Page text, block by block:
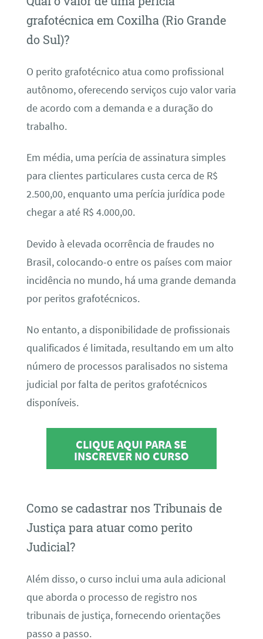
grafotécnica em Coxilha (Rio Grande
do Sul)?
O perito grafotécnico atua como profissional
autônomo, oferecendo serviços cujo valor varia
de acordo com a demanda e a duração do
trabalho.
Em média, uma perícia de assinatura simples
para clientes particulares custa cerca de R$
2.500,00, enquanto uma perícia jurídica pode
chegar a até R$ 4.000,00.
Devido à elevada ocorrência de fraudes no
Brasil, colocando-o entre os países com maior
incidência no mundo, há uma grande demanda
por peritos grafotécnicos.
No entanto, a disponibilidade de profissionais
qualificados é limitada, resultando em um alto
número de processos paralisados no sistema
judicial por falta de peritos grafotécnicos
disponíveis.
CLIQUE AQUI PARA SE
INSCREVER NO CURSO
Como se cadastrar nos Tribunais de
Justiça para atuar como perito
Judicial?
Além disso, o curso inclui uma aula adicional
que aborda o processo de registro nos
tribunais de justiça, fornecendo orientações
passo a passo.